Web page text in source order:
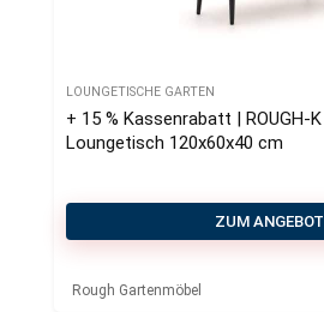
LOUNGETISCHE GARTEN
+ 15 % Kassenrabatt | ROUGH-K
Loungetisch 120x60x40 cm
ZUM ANGEBOT
Rough Gartenmöbel